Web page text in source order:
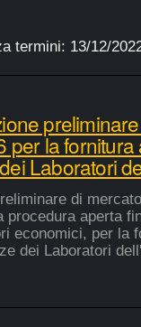
termini: 13/12/
per la
Laboratori
di
procedura aperta
economici, per la
dei Laboratori